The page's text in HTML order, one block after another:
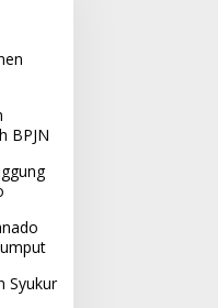
BPJN
Syukur